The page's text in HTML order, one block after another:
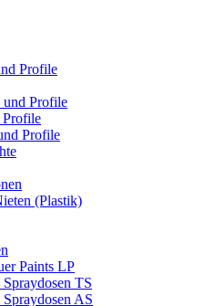
Profile
und Profile
Profile
Profile
(Plastik)
Paints LP
TS
AS